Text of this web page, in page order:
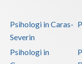
Psihologi in Caras-
Severin
Psihologi in